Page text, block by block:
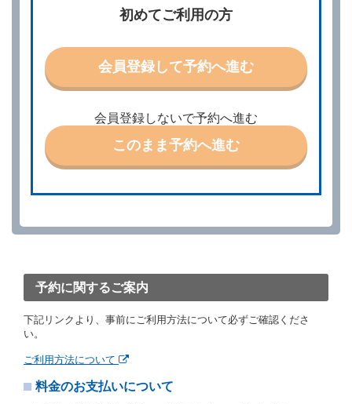
当社は、借受人から予約の申込みがあったときは、原
則として、当社の保有するレンタカーの範囲内で予約
特に認める場合を除き、別に定める予約申込金を支払
うものとします。
第３条（予約の変更）
ときは、あらかじめ当社の承諾を受けなければならな
いものとします。
第４条（予約の取消し等）
ができます。
を１時間以上経過してもレンタカー貸渡契約（以下
約取消手数料を当社に支払うものとし、当社は、この
予約取消手数料の支払いがあったときは、受領済の予
約申込金を借受人に返還するものとします。
当社の都合により、予約が取り消されたとき、又は貸
約申込金を返還するものとします。
若しくは当社のいずれの責にもよらない事由により貸
初めてご利用の方
会員登録して予約へ進む
会員登録しないで予約へ進む
このまま予約へ進む
予約に関するご案内
下記リンクより、事前にご利用方法について必ずご確認くださ
い。
ご利用方法について
料金のお支払いについて